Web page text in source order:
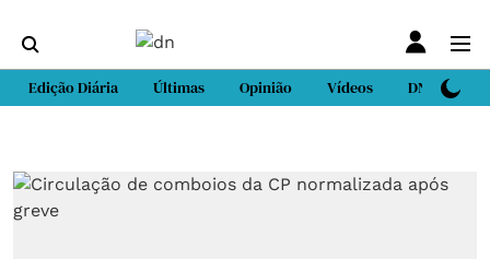
Edição Diária Últimas Opinião Vídeos DN Sport